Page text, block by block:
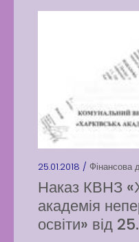
25.01.2018 / Фінансова
Наказ КВНЗ
академія
освіти» від